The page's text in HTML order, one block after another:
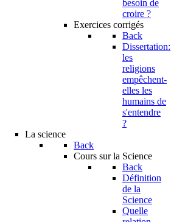
besoin de
croire ?
Exercices corrigés
Back
Dissertation:
les
religions
empêchent-
elles les
humains de
s'entendre
?
La science
Back
Cours sur la Science
Back
Définition
de la
Science
Quelle